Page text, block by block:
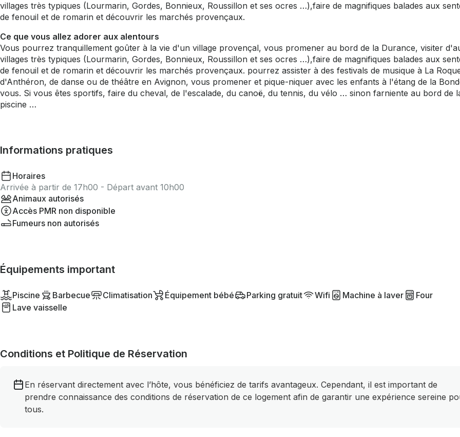
villages très typiques (Lourmarin, Gordes, Bonnieux, Roussillon et ses ocres …),faire de magnifiques balades aux
de fenouil et de romarin et découvrir les marchés provençaux.
Ce que vous allez adorer aux alentours
Vous pourrez tranquillement goûter à la vie d'un village provençal, vous promener au bord de la Durance, visiter
villages très typiques (Lourmarin, Gordes, Bonnieux, Roussillon et ses ocres …),faire de magnifiques balades aux
de fenouil et de romarin et découvrir les marchés provençaux. pourrez assister à des festivals de musique à La
d'Anthéron, de danse ou de théâtre en Avignon, vous promener et pique-niquer avec les enfants à l'étang de la
vous. Si vous êtes sportifs, faire du cheval, de l'escalade, du canoë, du tennis, du vélo … sinon farniente au bord de
piscine …
Informations pratiques
Horaires
Arrivée à partir de 17h00 - Départ avant 10h00
Animaux autorisés
Accès PMR non disponible
Fumeurs non autorisés
Équipements important
Piscine Barbecue Climatisation Équipement bébé Parking gratuit Wifi Machine à laver
Four
Lave vaisselle
Conditions et Politique de Réservation
En réservant directement avec l’hôte, vous bénéficiez de tarifs avantageux. Cependant, il est important de
prendre connaissance des conditions de réservation de ce logement afin de garantir une expérience sereine
tous.